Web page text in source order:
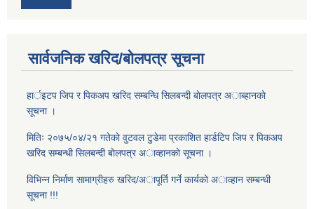
सार्वजनिक खरिद/बोलपत्र सूचना
हार्इटप जिप र पिकअप खरिद सम्बन्धि सिलबन्दी बाेलपत्र अाब्हानकाे
सूचना ।
मितिः २०७५/०४/२१ गतेकाे वुटवल टुडेमा प्रकाशित हार्डटिप जिप र पिकअप
खरिद सम्बन्धी सिलबन्दी बाेलपत्र अाव्हानकाे सूचना ।
विभिन्न निर्माण सामाग्रीहरु खरिद/अापूर्ति गर्ने कार्यकाे अाव्हान सम्बन्धी
सूचना !!!